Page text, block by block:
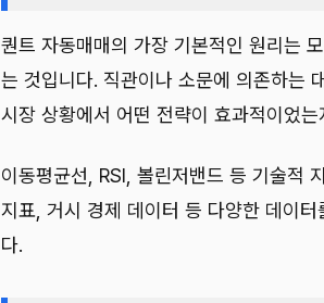
퀀트 자동매매의 가장 기본적인 원리는
는 것입니다. 직관이나 소문에 의존하는
시장 상황에서 어떤 전략이 효과적이었
이동평균선, RSI, 볼린저밴드 등 기술적
지표, 거시 경제 데이터 등 다양한 데이터
다.